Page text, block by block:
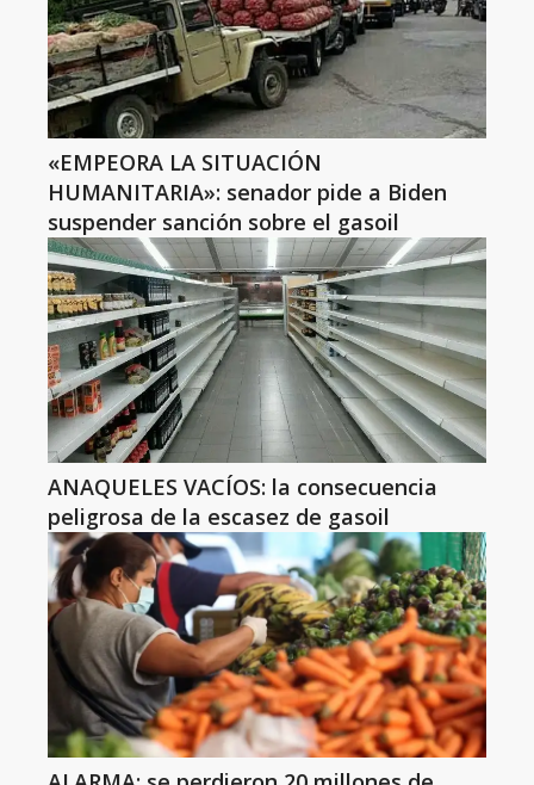
«EMPEORA LA SITUACIÓN
HUMANITARIA»: senador pide a Biden
suspender sanción sobre el gasoil
ANAQUELES VACÍOS: la consecuencia
peligrosa de la escasez de gasoil